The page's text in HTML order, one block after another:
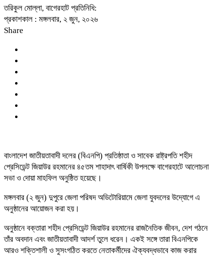
তরিকুল মোল্লা, বাগেরহাট প্রতিনিধি:
প্রকাশকাল : মঙ্গলবার, ২ জুন, ২০২৬
Share
বাংলাদেশ জাতীয়তাবাদী দলের (বিএনপি) প্রতিষ্ঠাতা ও সাবেক রাষ্ট্রপতি শহীদ
প্রেসিডেন্ট জিয়াউর রহমানের ৪৫তম শাহাদাৎ বার্ষিকী উপলক্ষে বাগেরহাটে আলোচনা
সভা ও দোয়া মাহফিল অনুষ্ঠিত হয়েছে।
মঙ্গলবার (২ জুন) দুপুরে জেলা পরিষদ অডিটোরিয়ামে জেলা যুবদলের উদ্যোগে এ
অনুষ্ঠানের আয়োজন করা হয়।
অনুষ্ঠানে বক্তারা শহীদ প্রেসিডেন্ট জিয়াউর রহমানের রাজনৈতিক জীবন, দেশ গঠনে
তাঁর অবদান এবং জাতীয়তাবাদী আদর্শ তুলে ধরেন। একই সঙ্গে তারা বিএনপিকে
আরও শক্তিশালী ও সুসংগঠিত করতে নেতাকর্মীদের ঐক্যবদ্ধভাবে কাজ করার